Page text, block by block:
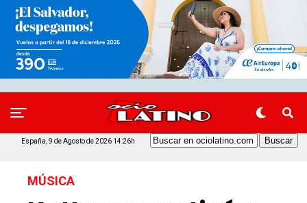
España, 9 de Agosto de 2026 14:26h
MÚSICA